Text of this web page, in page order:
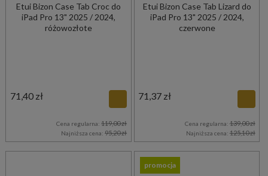
Etui Bizon Case Tab Croc do
iPad Pro 13" 2025 / 2024,
różowozłote
71,40 zł
Cena regularna:119,00 zł
Najniższa cena:95,20 zł
Etui Bizon Case Tab Lizard do
iPad Pro 13" 2025 / 2024,
czerwone
71,37 zł
Cena regularna: 139,00 zł
Najniższa cena: 125,10 zł
promocja